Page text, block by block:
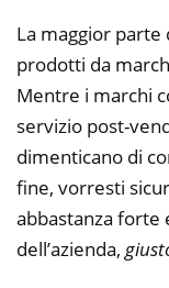
La maggior parte
prodotti da
Mentre i marchi
servizio post-
dimenticano di
fine, vorresti
abbastanza forte
dell’azienda,